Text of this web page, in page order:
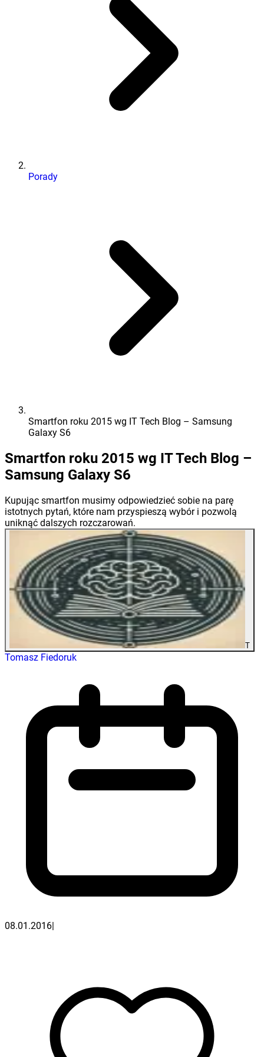
Porady
Smartfon roku 2015 wg IT Tech Blog – Samsung
Galaxy S6
Smartfon roku 2015 wg IT Tech Blog –
Samsung Galaxy S6
Kupując smartfon musimy odpowiedzieć sobie na parę
istotnych pytań, które nam przyspieszą wybór i pozwolą
uniknąć dalszych rozczarowań.
T
Tomasz Fiedoruk
08.01.2016|